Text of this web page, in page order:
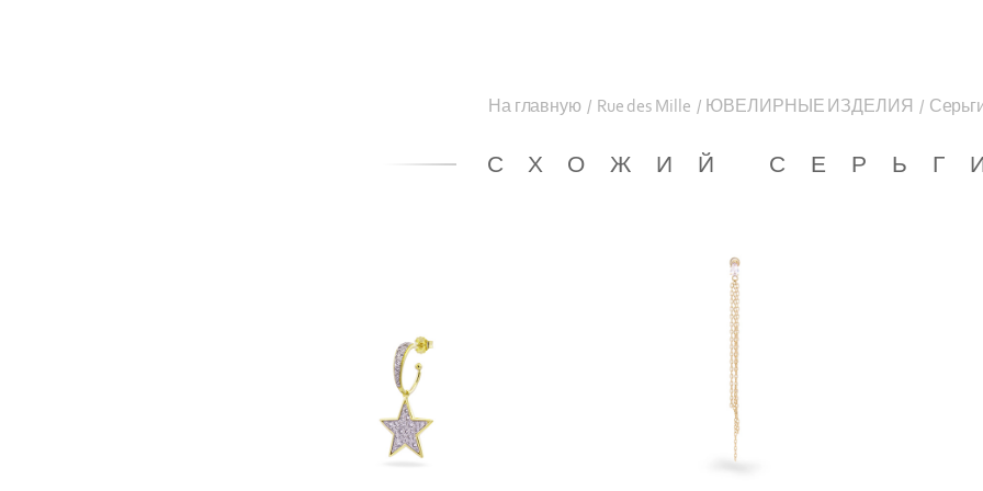
На главную / Rue des Mille / ЮВЕЛИРНЫЕ ИЗДЕЛИЯ /
СХОЖИЙ